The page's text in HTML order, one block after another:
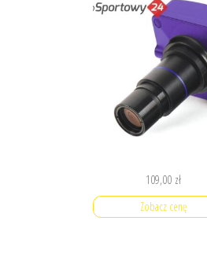
109,00 zł
Zobacz cenę